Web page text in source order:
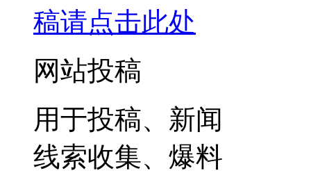
稿请点击此处
网站投稿
用于投稿、新闻
线索收集、爆料